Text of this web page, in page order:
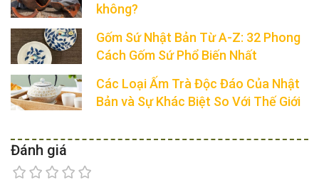
không?
Gốm Sứ Nhật Bản Từ A-Z: 32 Phong
Cách Gốm Sứ Phổ Biến Nhất
Các Loại Ấm Trà Độc Đáo Của Nhật
Bản và Sự Khác Biệt So Với Thế Giới
Đánh giá